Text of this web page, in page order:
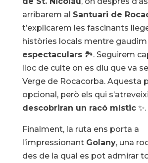
arribarem al Santuari de
t’explicarem les fascinants
històries locals mentre
espectaculars🏞️. Seguirem
lloc de culte on es diu que va
Verge de Rocacorba. Aquesta
opcional, però els qui
descobriran un racó místic✨.
Finalment, la ruta ens porta a
l’impressionant Golany, una
des de la qual es pot admirar